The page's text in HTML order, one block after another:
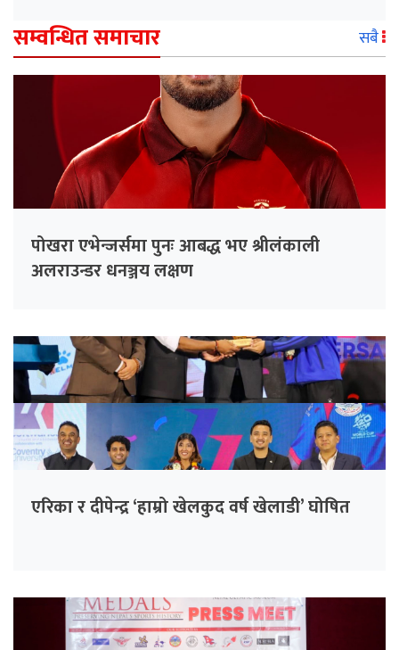
सम्वन्धित समाचार सबै
पोखरा एभेन्जर्समा पुनः आबद्ध भए श्रीलंकाली
अलराउन्डर धनञ्जय लक्षण
एरिका र दीपेन्द्र ‘हाम्रो खेलकुद वर्ष खेलाडी’ घोषित